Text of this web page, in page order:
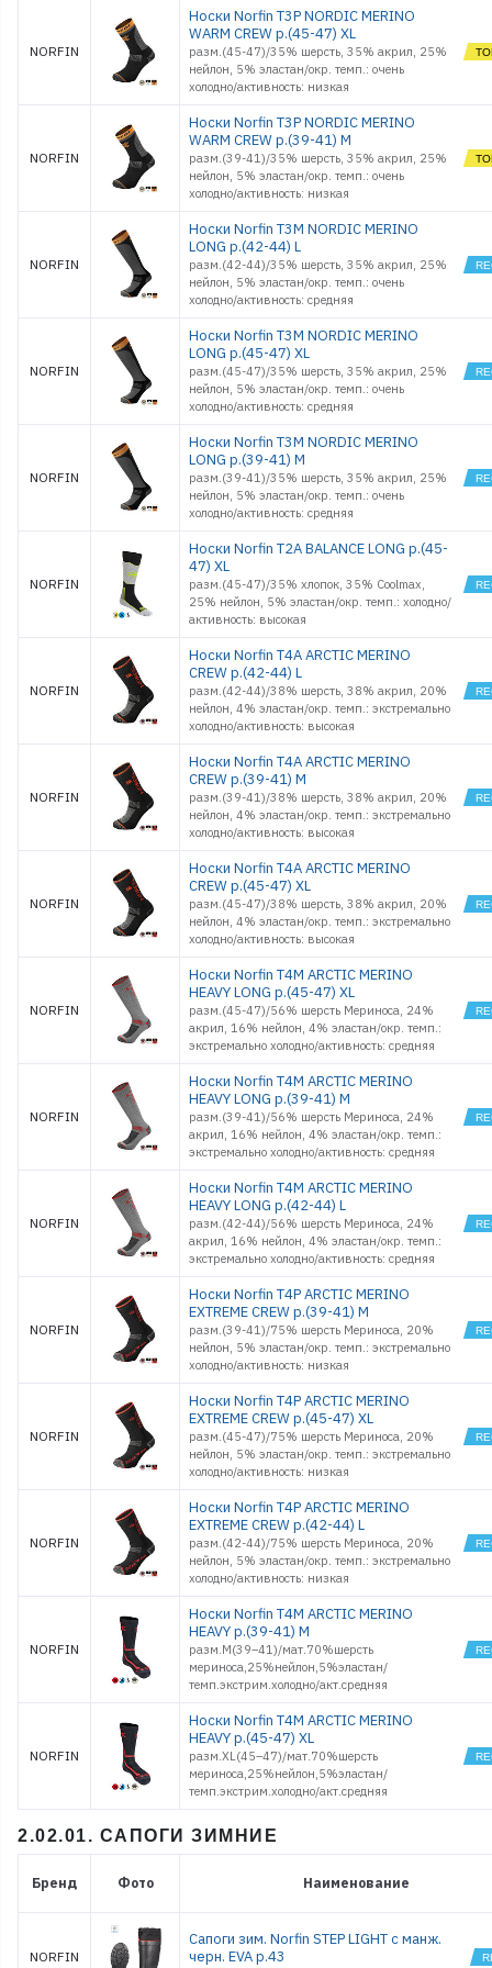
NORFIN
Носки Norfin T3P NORDIC MERINO
WARM CREW р.(45-47) XL
разм.(45-47)/35% шерсть, 35% акрил, 25%
нейлон, 5% эластан/окр. темп.: очень
холодно/активность: низкая
NORFIN
Носки Norfin T3P NORDIC MERINO
WARM CREW р.(39-41) M
разм.(39-41)/35% шерсть, 35% акрил, 25%
нейлон, 5% эластан/окр. темп.: очень
холодно/активность: низкая
NORFIN
Носки Norfin T3M NORDIC MERINO
LONG р.(42-44) L
разм.(42-44)/35% шерсть, 35% акрил, 25%
нейлон, 5% эластан/окр. темп.: очень
холодно/активность: средняя
NORFIN
Носки Norfin T3M NORDIC MERINO
LONG р.(45-47) XL
разм.(45-47)/35% шерсть, 35% акрил, 25%
нейлон, 5% эластан/окр. темп.: очень
холодно/активность: средняя
NORFIN
Носки Norfin T3M NORDIC MERINO
LONG р.(39-41) M
разм.(39-41)/35% шерсть, 35% акрил, 25%
нейлон, 5% эластан/окр. темп.: очень
холодно/активность: средняя
NORFIN
Носки Norfin T2A BALANCE LONG р.(45-
47) XL
разм.(45-47)/35% хлопок, 35% Coolmax,
25% нейлон, 5% эластан/окр. темп.: холодно/
активность: высокая
NORFIN
Носки Norfin T4A ARCTIC MERINO
CREW р.(42-44) L
разм.(42-44)/38% шерсть, 38% акрил, 20%
нейлон, 4% эластан/окр. темп.: экстремально
холодно/активность: высокая
NORFIN
Носки Norfin T4A ARCTIC MERINO
CREW р.(39-41) M
разм.(39-41)/38% шерсть, 38% акрил, 20%
нейлон, 4% эластан/окр. темп.: экстремально
холодно/активность: высокая
NORFIN
Носки Norfin T4A ARCTIC MERINO
CREW р.(45-47) XL
разм.(45-47)/38% шерсть, 38% акрил, 20%
нейлон, 4% эластан/окр. темп.: экстремально
холодно/активность: высокая
NORFIN
Носки Norfin T4M ARCTIC MERINO
HEAVY LONG р.(45-47) XL
разм.(45-47)/56% шерсть Мериноса, 24%
акрил, 16% нейлон, 4% эластан/окр. темп.:
экстремально холодно/активность: средняя
NORFIN
Носки Norfin T4M ARCTIC MERINO
HEAVY LONG р.(39-41) M
разм.(39-41)/56% шерсть Мериноса, 24%
акрил, 16% нейлон, 4% эластан/окр. темп.:
экстремально холодно/активность: средняя
NORFIN
Носки Norfin T4M ARCTIC MERINO
HEAVY LONG р.(42-44) L
разм.(42-44)/56% шерсть Мериноса, 24%
акрил, 16% нейлон, 4% эластан/окр. темп.:
экстремально холодно/активность: средняя
NORFIN
Носки Norfin T4P ARCTIC MERINO
EXTREME CREW р.(39-41) M
разм.(39-41)/75% шерсть Мериноса, 20%
нейлон, 5% эластан/окр. темп.: экстремально
холодно/активность: низкая
NORFIN
Носки Norfin T4P ARCTIC MERINO
EXTREME CREW р.(45-47) XL
разм.(45-47)/75% шерсть Мериноса, 20%
нейлон, 5% эластан/окр. темп.: экстремально
холодно/активность: низкая
NORFIN
Носки Norfin T4P ARCTIC MERINO
EXTREME CREW р.(42-44) L
разм.(42-44)/75% шерсть Мериноса, 20%
нейлон, 5% эластан/окр. темп.: экстремально
холодно/активность: низкая
NORFIN
Носки Norfin T4M ARCTIC MERINO
HEAVY р.(39-41) M
разм.M(39–41)/мат.70%шерсть
мериноса,25%нейлон,5%эластан/
темп.экстрим.холодно/акт.средняя
NORFIN
Носки Norfin T4M ARCTIC MERINO
HEAVY р.(45-47) XL
разм.XL(45–47)/мат.70%шерсть
мериноса,25%нейлон,5%эластан/
темп.экстрим.холодно/акт.средняя
2.02.01. САПОГИ ЗИМНИЕ
Бренд Фото Наименование
NORFIN
Сапоги зим. Norfin STEP LIGHT с манж.
черн. EVA р.43